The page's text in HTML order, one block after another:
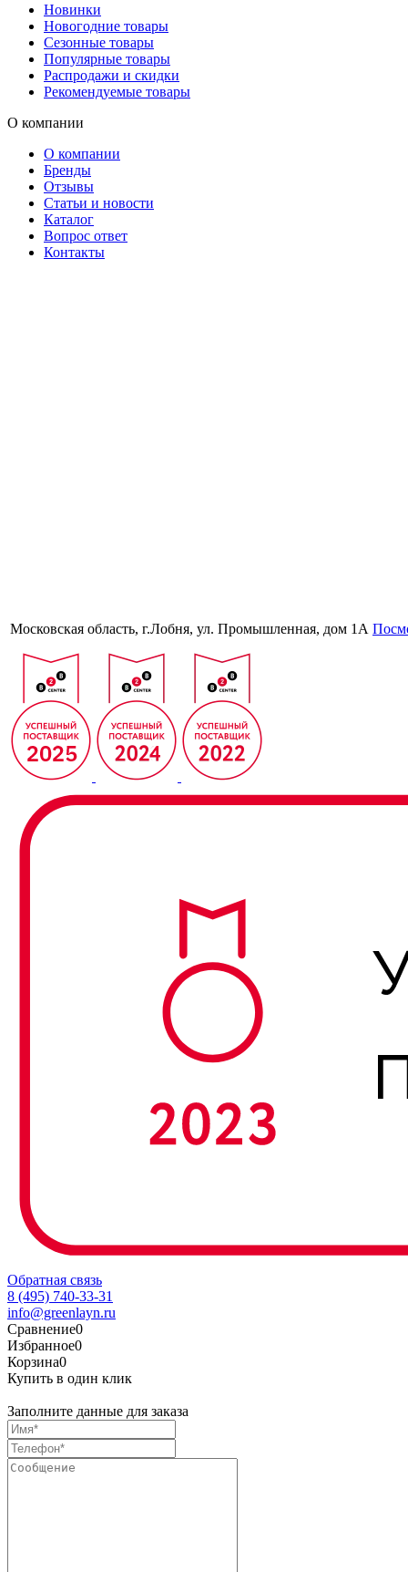
Новинки
Новогодние товары
Сезонные товары
Популярные товары
Распродажи и скидки
Рекомендуемые товары
О компании
О компании
Бренды
Отзывы
Статьи и новости
Каталог
Вопрос ответ
Контакты
Московская область, г.Лобня, ул. Промышленная, дом 1А
Обратная связь
8 (495) 740-33-31
info@greenlayn.ru
Сравнение0
Избранное0
Корзина0
Купить в один клик
Заполните данные для заказа